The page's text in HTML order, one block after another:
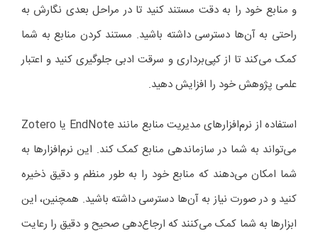
و منابع خود را به دقت مستند کنید تا در مراحل بعدی نگارش به
راحتی به آن‌ها دسترسی داشته باشید. مستند کردن منابع به شما
کمک می‌کند تا از کپی‌برداری و سرقت ادبی جلوگیری کنید و اعتبار
علمی پژوهش خود را افزایش دهید.
استفاده از نرم‌افزارهای مدیریت منابع مانند EndNote یا Zotero
می‌تواند به شما در سازماندهی منابع کمک کند. این نرم‌افزارها به
شما امکان می‌دهند که منابع خود را به طور منظم و دقیق ذخیره
کنید و در صورت نیاز به آن‌ها دسترسی داشته باشید. همچنین، این
ابزارها به شما کمک می‌کنند که ارجاع‌دهی صحیح و دقیق را رعایت